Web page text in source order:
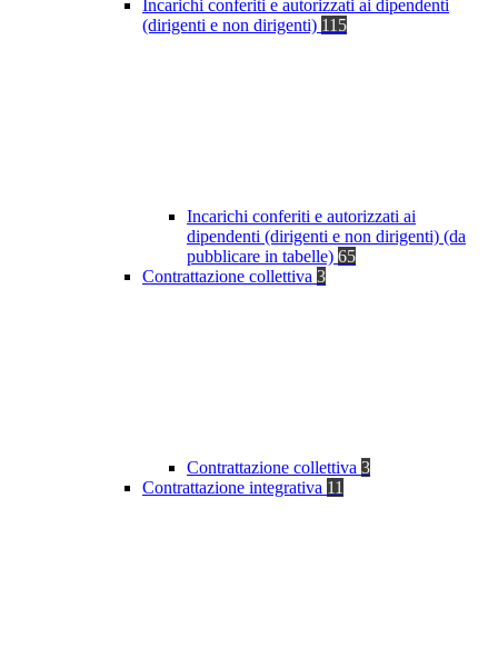
Incarichi conferiti e autorizzati ai dipendenti
(dirigenti e non dirigenti) 115
Incarichi conferiti e autorizzati ai
dipendenti (dirigenti e non dirigenti) (da
pubblicare in tabelle) 65
Contrattazione collettiva 3
Contrattazione collettiva 3
Contrattazione integrativa 11